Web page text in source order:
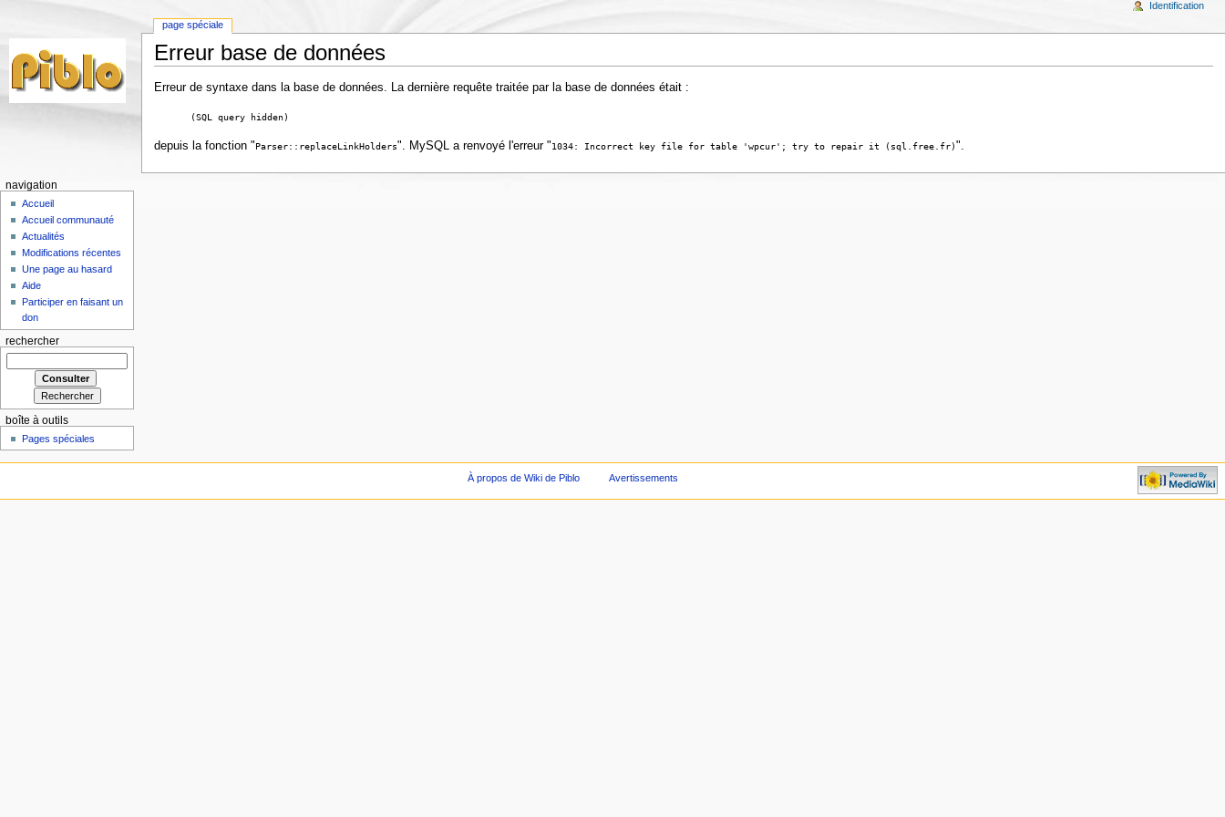
Erreur base de données
Erreur de syntaxe dans la base de données. La dernière requête traitée par la base de données était :
(SQL query hidden)
depuis la fonction "Parser::replaceLinkHolders". MySQL a renvoyé l'erreur "1034: Incorrect key file for table 'wpcur'; try to repair it (sql.free.fr)".
page spéciale
Identification
navigation
Accueil
Accueil communauté
Actualités
Modifications récentes
Une page au hasard
Aide
Participer en faisant un
don
rechercher
boîte à outils
Pages spéciales
À propos de Wiki de Piblo Avertissements